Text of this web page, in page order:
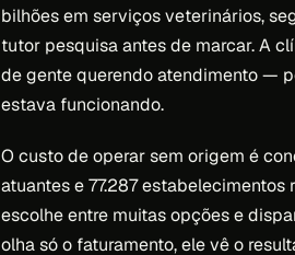
bilhões em serviços veterinários,
tutor pesquisa antes de marcar. A
de gente querendo atendimento —
estava funcionando.
O custo de operar sem origem é
atuantes e 77.287 estabelecimentos
escolhe entre muitas opções e
olha só o faturamento, ele vê o